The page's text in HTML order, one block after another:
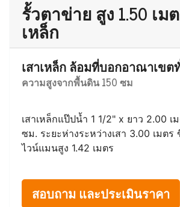
เสาปูน ล้อมที่ป้องกันผู้บุกรุกเข้
ความสูงจากพื้นดิน 200 ซม
เสารั้วอัดแรง 3.5" x 3.5" x 2.50 เมต
ระยะห่างระหว่างเสา 3.00 เมตร ขึงด้
แมนสูง 2.00 เมตร
สอบถาม และประเมินราคา